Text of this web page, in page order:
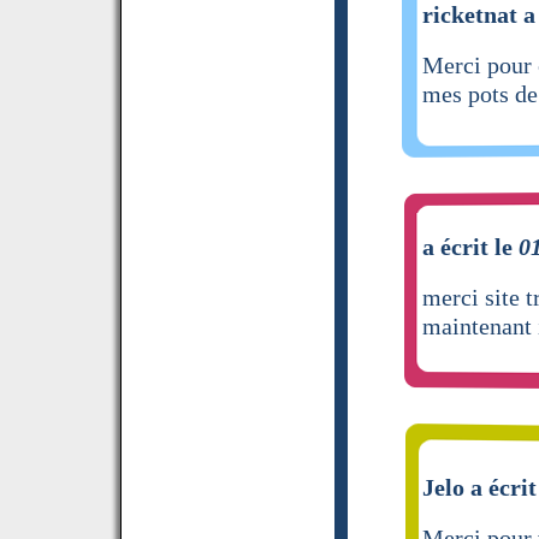
ricketnat
Merci
mes pots
a écrit le
merci site
Jelo a